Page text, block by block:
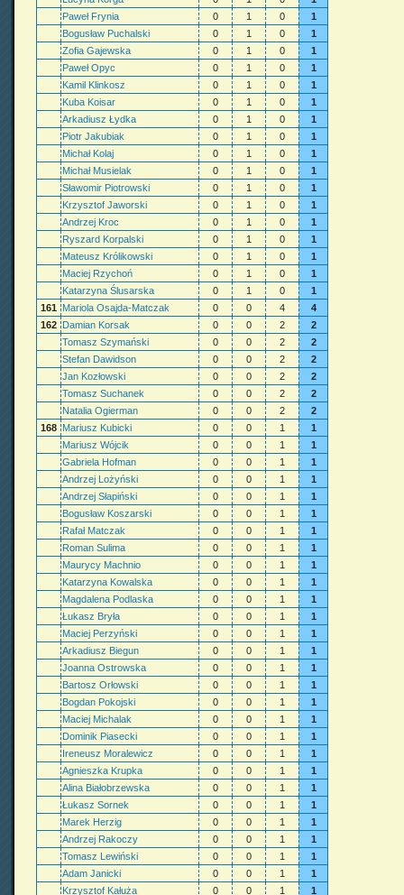
Paweł Frynia
0 1 0
1
Bogusław Puchalski
0 1 0
1
Zofia Gajewska
0 1 0
1
Paweł Opyc
0 1 0
1
Kamil Klinkosz
0 1 0
1
Kuba Koisar
0 1 0
1
Arkadiusz Łydka
0 1 0
1
Piotr Jakubiak
0 1 0
1
Michał Kolaj
0 1 0
1
Michał Musielak
0 1 0
1
Sławomir Piotrowski
0 1 0
1
Krzysztof Jaworski
0 1 0
1
Andrzej Kroc
0 1 0
1
Ryszard Korpalski
0 1 0
1
Mateusz Królikowski
0 1 0
1
Maciej Rzychoń
0 1 0
1
Katarzyna Ślusarska
0 1 0
1
161
Mariola Osajda-Matczak 0 0 4
4
162 Damian Korsak 0 0 2
2
Tomasz Szymański
0 0 2
2
Stefan Dawidson
0 0 2
2
Jan Kozłowski
0 0 2
2
Tomasz Suchanek
0 0 2
2
Natalia Ogierman
0 0 2
2
168 Mariusz Kubicki 0 0 1
1
Mariusz Wójcik
0 0 1
1
Gabriela Hofman
0 0 1
1
Andrzej Lożyński
0 0 1
1
Andrzej Słapiński
0 0 1
1
Bogusław Koszarski
0 0 1
1
Rafał Matczak
0 0 1
1
Roman Sulima
0 0 1
1
Maurycy Machnio
0 0 1
1
Katarzyna Kowalska
0 0 1
1
Magdalena Podlaska
0 0 1
1
Łukasz Bryła
0 0 1
1
Maciej Perzyński
0 0 1
1
Arkadiusz Biegun
0 0 1
1
Joanna Ostrowska
0 0 1
1
Bartosz Orłowski
0 0 1
1
Bogdan Pokojski
0 0 1
1
Maciej Michalak
0 0 1
1
Dominik Piasecki
0 0 1
1
Ireneusz Moralewicz
0 0 1
1
Agnieszka Krupka
0 0 1
1
Alina Białobrzewska
0 0 1
1
Łukasz Sornek
0 0 1
1
Marek Herzig
0 0 1
1
Andrzej Rakoczy
0 0 1
1
Tomasz Lewiński
0 0 1
1
Adam Janicki
0 0 1
1
Krzysztof Kałuża
0 0 1
1